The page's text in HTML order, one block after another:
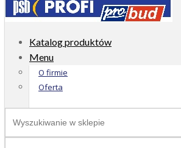
Katalog produktów
Menu
O firmie
Oferta